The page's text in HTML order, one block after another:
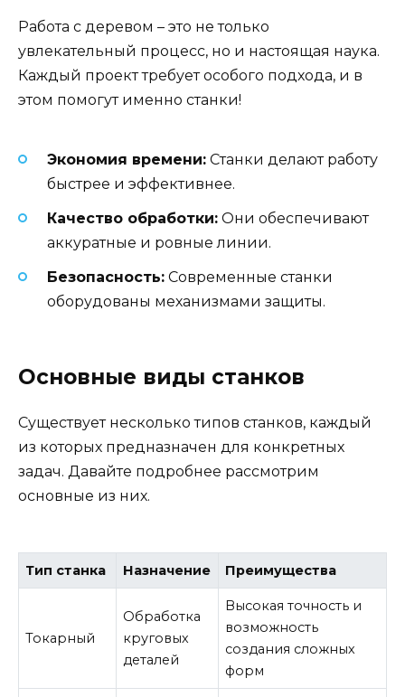
Работа с деревом – это не только
увлекательный процесс, но и настоящая наука.
Каждый проект требует особого подхода, и в
этом помогут именно станки!
Экономия времени: Станки делают работу
быстрее и эффективнее.
Качество обработки: Они обеспечивают
аккуратные и ровные линии.
Безопасность: Современные станки
оборудованы механизмами защиты.
Основные виды станков
Существует несколько типов станков, каждый
из которых предназначен для конкретных
задач. Давайте подробнее рассмотрим
основные из них.
Тип станка Назначение Преимущества
Токарный
Обработка
круговых
деталей
Высокая точность и
возможность
создания сложных
форм